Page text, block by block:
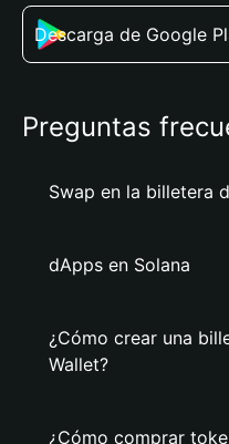
Descarga de Google
Preguntas
Swap en la billetera
dApps en Solana
¿Cómo crear una
Wallet?
¿Cómo comprar